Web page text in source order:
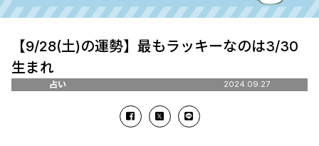
【9/28(土)の運勢】最もラッキーなのは3/30
生まれ
占い 2024.09.27